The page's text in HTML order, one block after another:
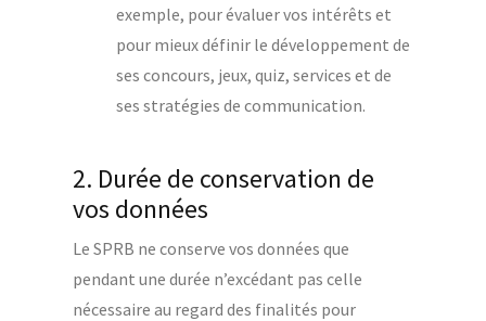
exemple, pour évaluer vos intérêts et
pour mieux définir le développement de
ses concours, jeux, quiz, services et de
ses stratégies de communication.
2. Durée de conservation de
vos données
Le SPRB ne conserve vos données que
pendant une durée n’excédant pas celle
nécessaire au regard des finalités pour